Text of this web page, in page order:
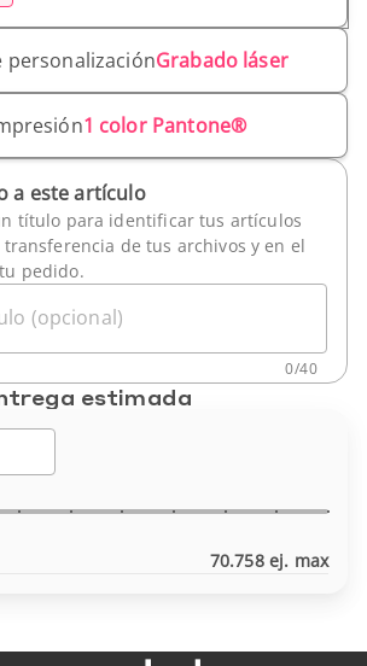
personalizaciónGrabado láser
1 color Pantone®
a este artículo
título para identificar tus artículos
de tus archivos y en el
pedido.
(opcional)
0/40
estimada
70.758 ej. max